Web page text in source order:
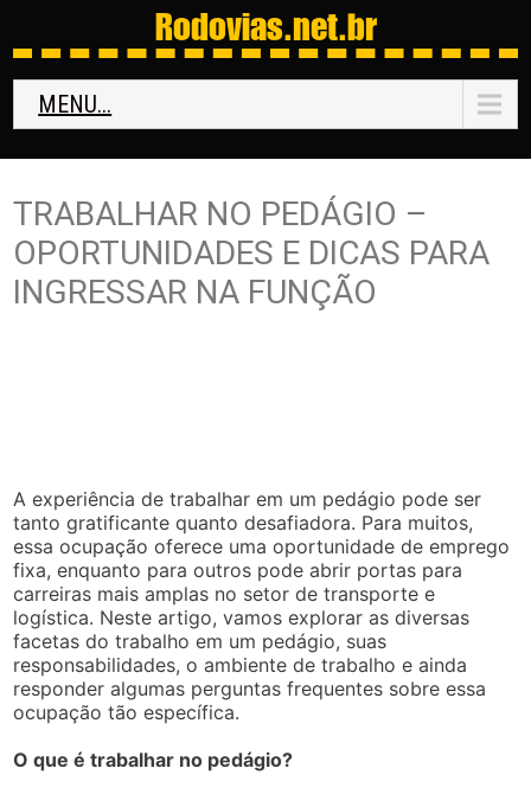
Rodovias.net.br
MENU...
TRABALHAR NO PEDÁGIO –
OPORTUNIDADES E DICAS PARA
INGRESSAR NA FUNÇÃO
A experiência de trabalhar em um pedágio pode ser
tanto gratificante quanto desafiadora. Para muitos,
essa ocupação oferece uma oportunidade de emprego
fixa, enquanto para outros pode abrir portas para
carreiras mais amplas no setor de transporte e
logística. Neste artigo, vamos explorar as diversas
facetas do trabalho em um pedágio, suas
responsabilidades, o ambiente de trabalho e ainda
responder algumas perguntas frequentes sobre essa
ocupação tão específica.
O que é trabalhar no pedágio?